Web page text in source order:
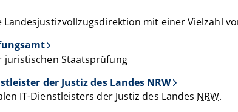
Landesjustizvollzugsdirektion mit einer Vielzahl
juristischen Staatsprüfung
der Justiz des Landes NRW
IT-Dienstleisters der Justiz des Landes NRW.